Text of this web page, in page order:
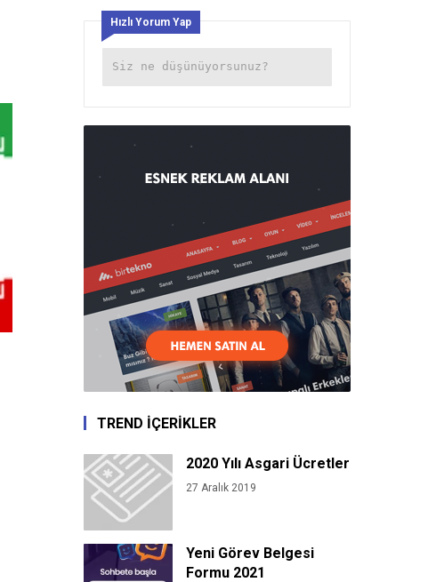
Hızlı Yorum Yap
TREND İÇERİKLER
2020 Yılı Asgari Ücretler
27 Aralık 2019
Yeni Görev Belgesi
Formu 2021